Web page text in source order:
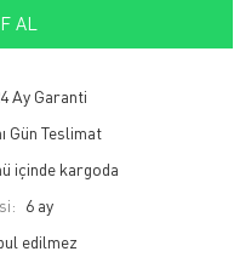
AL
Ay Garanti
Gün Teslimat
içinde kargoda
6 ay